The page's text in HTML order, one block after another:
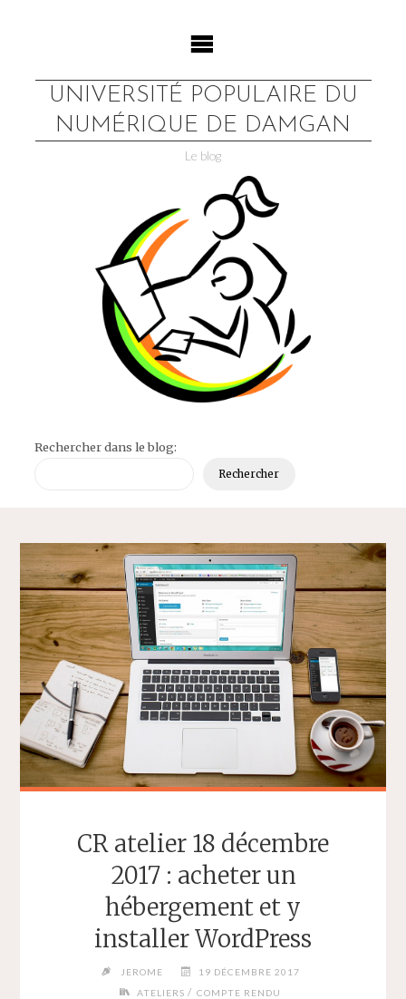
UNIVERSITÉ POPULAIRE DU
NUMÉRIQUE DE DAMGAN
Le blog
Rechercher dans le blog:
Rechercher
CR atelier 18 décembre
2017 : acheter un
hébergement et y
installer WordPress
JEROME
19 DÉCEMBRE 2017
ATELIERS / COMPTE RENDU